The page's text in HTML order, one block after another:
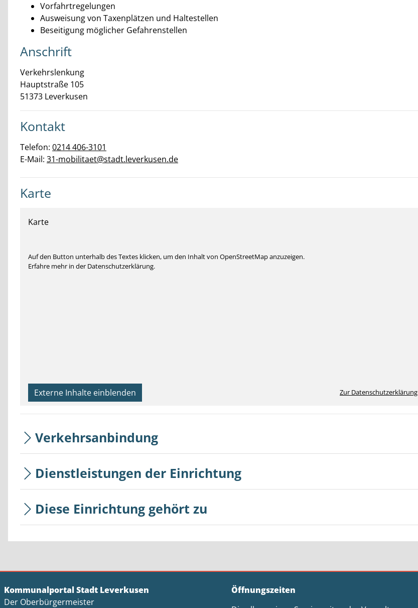
Vorfahrtregelungen
Ausweisung von Taxenplätzen und Haltestellen
Beseitigung möglicher Gefahrenstellen
Anschrift
Verkehrslenkung
Hauptstraße 105
51373 Leverkusen
Kontakt
Telefon: 0214 406-3101
E-Mail: 31-mobilitaet@stadt.leverkusen.de
Karte
Karte
Auf den Button unterhalb des Textes klicken, um den Inhalt von OpenStreetMap anzuzeigen.
Erfahre mehr in der Datenschutzerklärung.
Externe Inhalte einblenden Zur Datenschutzerklärung
Verkehrsanbindung
Dienstleistungen der Einrichtung
Diese Einrichtung gehört zu
Kommunalportal Stadt Leverkusen
Der Oberbürgermeister
Öffnungszeiten